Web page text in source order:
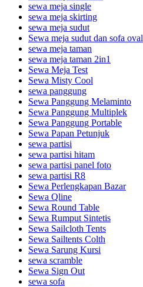
sewa meja single
sewa meja skirting
sewa meja sudut
Sewa meja sudut dan sofa oval
sewa meja taman
sewa meja taman 2in1
Sewa Meja Test
Sewa Misty Cool
sewa panggung
Sewa Panggung Melaminto
Sewa Panggung Multiplek
Sewa Panggung Portable
Sewa Papan Petunjuk
sewa partisi
sewa partisi hitam
sewa partisi panel foto
sewa partisi R8
Sewa Perlengkapan Bazar
Sewa Qline
Sewa Round Table
Sewa Rumput Sintetis
Sewa Sailcloth Tents
Sewa Sailtents Colth
Sewa Sarung Kursi
sewa scramble
Sewa Sign Out
sewa sofa